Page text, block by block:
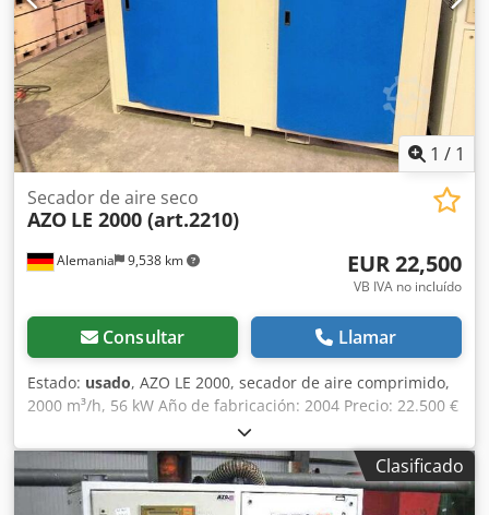
1 / 1
Alemania 9,538 km
Secador de aire seco
AZO LE 2000 (art.2210)
EUR 22,500
VB IVA no incluído
Consultar Llamar
Estado: usado, AZO LE 2000, secador de aire comprimido,
2000 m³/h, 56 kW Año de fabricación: 2004 Precio: 22.500 €
Contacto: Sr. Rainer Eckerle Djdpfsg Hr T Aex Apnock
Clasificado